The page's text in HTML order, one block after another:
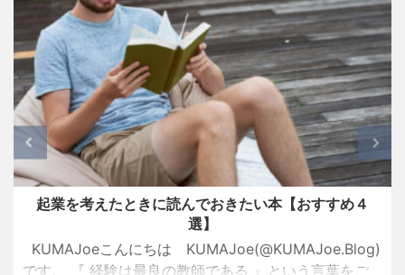
起業を考えたときに読んでおきたい本【おすすめ４
選】
KUMAJoeこんにちは KUMAJoe(@KUMAJoe.Blog)
です。 『 経験は最良の教師である 』という言葉をご